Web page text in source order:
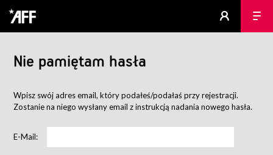
Nie pamiętam hasła
Wpisz swój adres email, który podałeś/podałaś przy rejestracji.
Zostanie na niego wysłany email z instrukcją nadania nowego hasła.
E-Mail: